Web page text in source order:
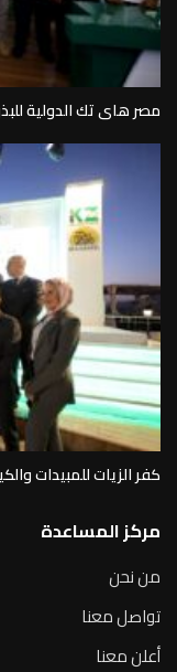
مصر هاى تك الدولية
كفر الزيات للمبيدات
مركز المساعدة
من نحن
تواصل معنا
أعلن معنا